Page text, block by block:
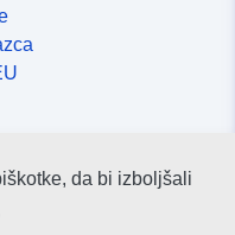
da bi izboljšali